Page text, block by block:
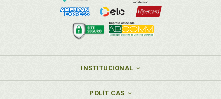
INSTITUCIONAL
POLÍTICAS